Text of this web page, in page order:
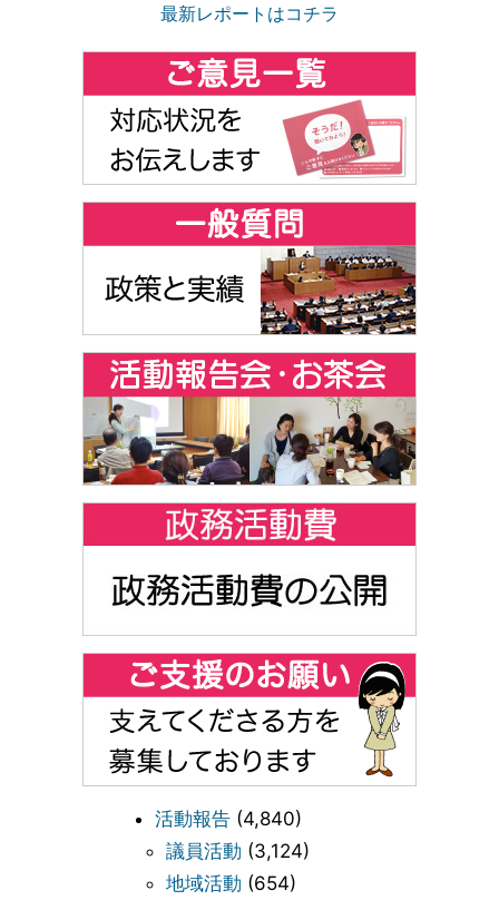
最新レポートはコチラ
活動報告 (4,840)
議員活動 (3,124)
地域活動 (654)